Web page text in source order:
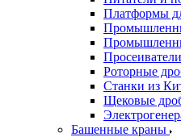
Платформы
Роторные
Станки из
Щековые
Башенные краны